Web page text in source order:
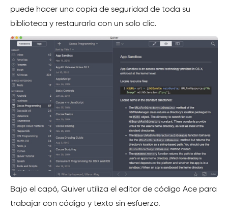
puede hacer una copia de seguridad de toda su
biblioteca y restaurarla con un solo clic.
Bajo el capó, Quiver utiliza el editor de código Ace para
trabajar con código y texto sin esfuerzo.